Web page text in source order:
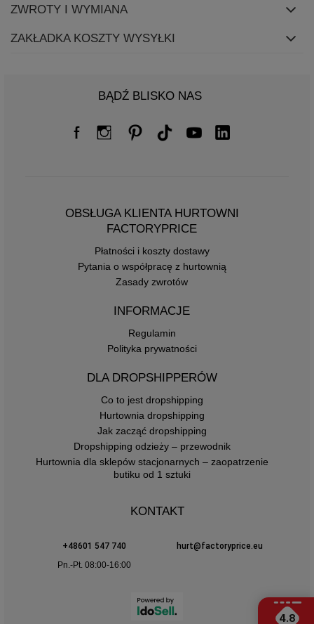
ZWROTY I WYMIANA
ZAKŁADKA KOSZTY WYSYŁKI
BĄDŹ BLISKO NAS
OBSŁUGA KLIENTA HURTOWNI
FACTORYPRICE
Płatności i koszty dostawy
Pytania o współpracę z hurtownią
Zasady zwrotów
INFORMACJE
Regulamin
Polityka prywatności
DLA DROPSHIPPERÓW
Co to jest dropshipping
Hurtownia dropshipping
Jak zacząć dropshipping
Dropshipping odzieży – przewodnik
Hurtownia dla sklepów stacjonarnych – zaopatrzenie
butiku od 1 sztuki
KONTAKT
+48601 547 740
hurt@factoryprice.eu
Pn.-Pt. 08:00-16:00
4.8